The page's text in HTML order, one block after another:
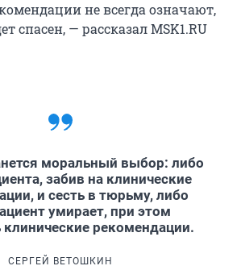
не всегда означают,
спасен, — рассказал MSK1.RU
моральный выбор: либо
забив на клинические
и сесть в тюрьму, либо
умирает, при этом
рекомендации.
СЕРГЕЙ ВЕТОШКИН